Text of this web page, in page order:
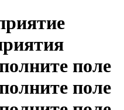
поле
поле